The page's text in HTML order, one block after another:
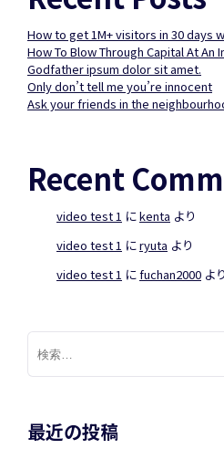
ビ
ゲ
シ
How to get 1M+ visitors in 30 days
How To Blow Through Capital At An
Godfather ipsum dolor sit amet.
Only don’t tell me you’re innocent
Ask your friends in the
Recent
video test 1 にkenta より
video test 1 にryuta より
video test 1 にfuchan2000 より
検
索:
最近の投稿